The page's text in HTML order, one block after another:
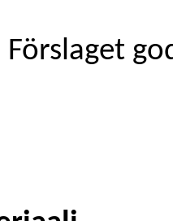
Förslaget